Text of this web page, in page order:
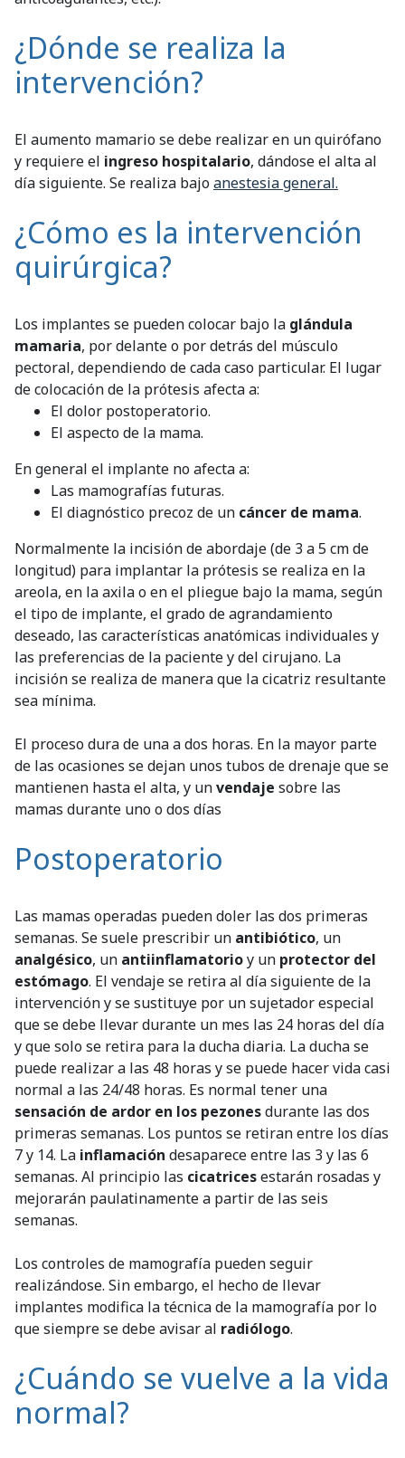
¿Dónde se realiza la
intervención?
El aumento mamario se debe realizar en un quirófano
y requiere el ingreso hospitalario, dándose el alta al
día siguiente. Se realiza bajoanestesia general.
¿Cómo es la intervención
quirúrgica?
Los implantes se pueden colocar bajo la glándula
mamaria, por delante o por detrás del músculo
pectoral, dependiendo de cada caso particular. El lugar
de colocación de la prótesis afecta a:
El dolor postoperatorio.
El aspecto de la mama.
En general el implante no afecta a:
Las mamografías futuras.
El diagnóstico precoz de un cáncer de mama.
Normalmente la incisión de abordaje (de 3 a 5 cm de
longitud) para implantar la prótesis se realiza en la
areola, en la axila o en el pliegue bajo la mama, según
el tipo de implante, el grado de agrandamiento
deseado, las características anatómicas individuales y
las preferencias de la paciente y del cirujano. La
incisión se realiza de manera que la cicatriz resultante
sea mínima.
El proceso dura de una a dos horas. En la mayor parte
de las ocasiones se dejan unos tubos de drenaje que se
mantienen hasta el alta, y unvendaje sobre las
mamas durante uno o dos días
Postoperatorio
Las mamas operadas pueden doler las dos primeras
semanas. Se suele prescribir un antibiótico, un
analgésico, un antiinflamatorioy un protector del
estómago. El vendaje se retira al día siguiente de la
intervención y se sustituye por un sujetador especial
que se debe llevar durante un mes las 24 horas del día
y que solo se retira para la ducha diaria. La ducha se
puede realizar a las 48 horas y se puede hacer vida casi
normal a las 24/48 horas. Es normal tener una
sensación de ardor en los pezonesdurante las dos
primeras semanas. Los puntos se retiran entre los días
7 y 14. La inflamación desaparece entre las 3 y las 6
semanas. Al principio las cicatricesestarán rosadas y
mejorarán paulatinamente a partir de las seis
semanas.
Los controles de mamografía pueden seguir
realizándose. Sin embargo, el hecho de llevar
implantes modifica la técnica de la mamografía por lo
que siempre se debe avisar al radiólogo.
¿Cuándo se vuelve a la vida
normal?